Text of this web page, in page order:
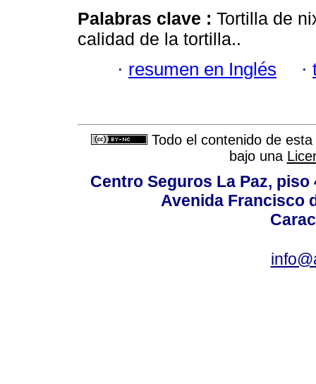
Palabras clave : Tortilla de
calidad de la tortilla..
· resumen en Inglés ·
Todo el contenido de
bajo una
Centro Seguros La Paz,
Avenida Francisco